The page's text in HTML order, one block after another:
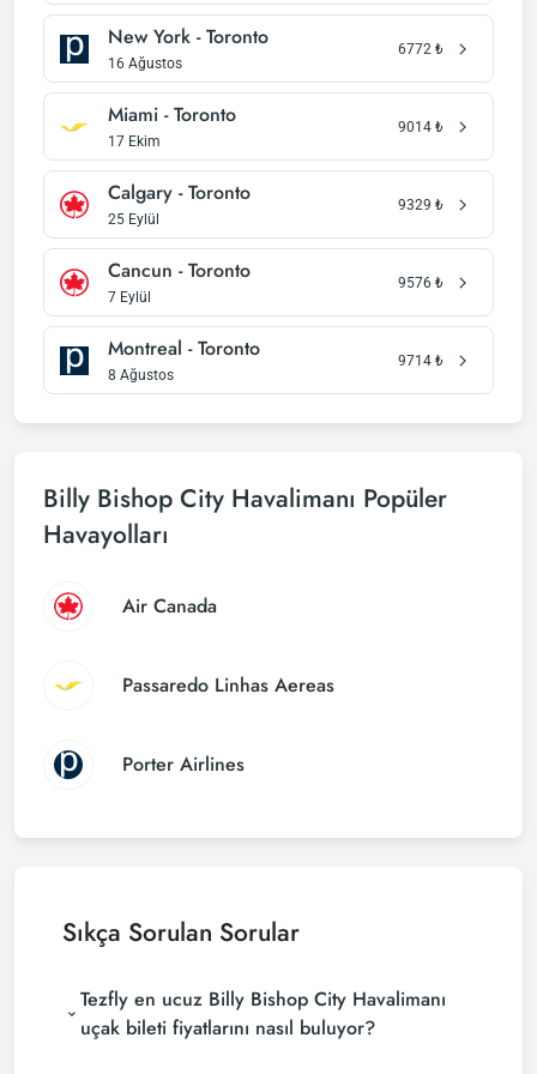
New York - Toronto
16 Ağustos
6772 ₺
Miami - Toronto
17 Ekim
9014 ₺
Calgary - Toronto
25 Eylül
9329 ₺
Cancun - Toronto
7 Eylül
9576 ₺
Montreal - Toronto
8 Ağustos
9714 ₺
Billy Bishop City Havalimanı Popüler
Havayolları
Air Canada
Passaredo Linhas Aereas
Porter Airlines
Sıkça Sorulan Sorular
Tezfly en ucuz Billy Bishop City Havalimanı
uçak bileti fiyatlarını nasıl buluyor?